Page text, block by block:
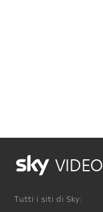
VIDEO
Tutti i siti di Sky: